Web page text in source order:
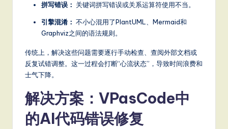
w
拼写错误： 关键词拼写错误或关系运算符使用不当。
引擎混淆： 不小心混用了PlantUML、Mermaid和
Graphviz之间的语法规则。
传统上，解决这些问题需要逐行手动检查、查阅外部文档或
反复试错调整。这一过程会打断“心流状态”，导致时间浪费和
士气下降。
解决方案：VPasCode中
的AI代码错误修复